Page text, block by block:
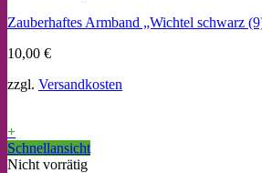
Zauberhaftes Armband „Wichtel schwarz
10,00 €
zzgl. Versandkosten
+
Schnellansicht
Nicht vorrätig